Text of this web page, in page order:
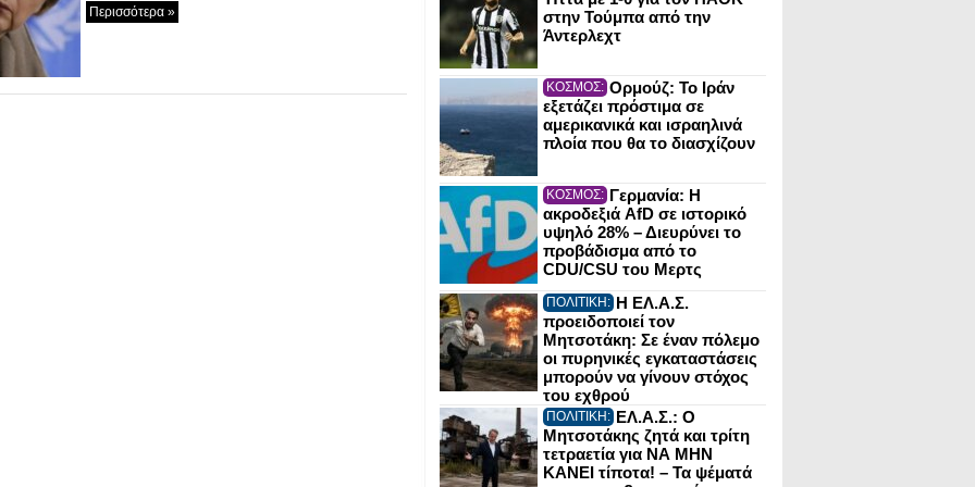
Περισσότερα »
στην Τούμπα από την
Άντερλεχτ
ΚΟΣΜΟΣ: Ορμούζ: Το Ιράν
εξετάζει πρόστιμα σε
αμερικανικά και ισραηλινά
πλοία που θα το διασχίζουν
ΚΟΣΜΟΣ: Γερμανία: Η
ακροδεξιά AfD σε ιστορικό
υψηλό 28% – Διευρύνει το
προβάδισμα από το
CDU/CSU του Μερτς
ΠΟΛΙΤΙΚΗ: Η ΕΛ.Α.Σ.
προειδοποιεί τον
Μητσοτάκη: Σε έναν πόλεμο
οι πυρηνικές εγκαταστάσεις
μπορούν να γίνουν στόχος
του εχθρού
ΠΟΛΙΤΙΚΗ: ΕΛ.Α.Σ.: Ο
Μητσοτάκης ζητά και τρίτη
τετραετία για ΝΑ ΜΗΝ
ΚΑΝΕΙ τίποτα! – Τα ψέματά